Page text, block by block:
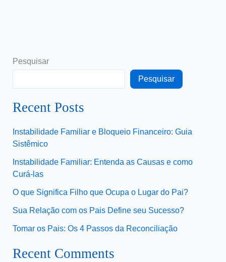
Pesquisar
Pesquisar
Recent Posts
Instabilidade Familiar e Bloqueio Financeiro: Guia
Sistêmico
Instabilidade Familiar: Entenda as Causas e como
Curá-las
O que Significa Filho que Ocupa o Lugar do Pai?
Sua Relação com os Pais Define seu Sucesso?
Tomar os Pais: Os 4 Passos da Reconciliação
Recent Comments